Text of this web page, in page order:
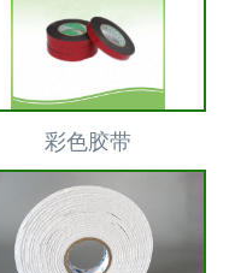
彩色胶带